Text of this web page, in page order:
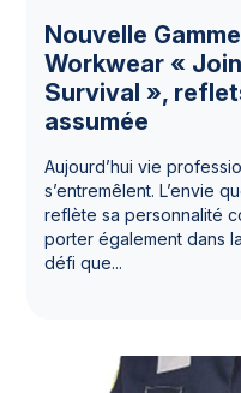
Nouvelle
Workwear «
Survival »,
assumée
Aujourd’hui vie
s’entremêlent. L’envie
reflète sa personnalité
porter également dans
défi que...